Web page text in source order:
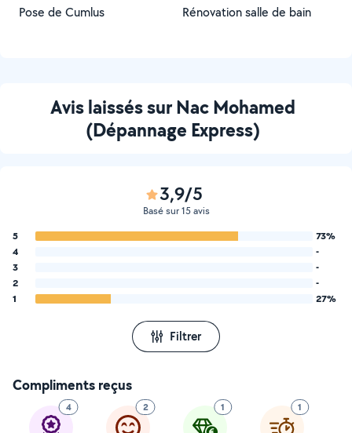
Pose de Cumlus Rénovation salle de bain
Avis laissés sur Nac Mohamed
(Dépannage Express)
3,9/5
Basé sur 15 avis
5
73%
4
-
3
-
2
-
1
27%
Filtrer
Compliments reçus
4 2 1 1